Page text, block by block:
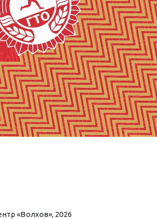
«Волхов», 2026